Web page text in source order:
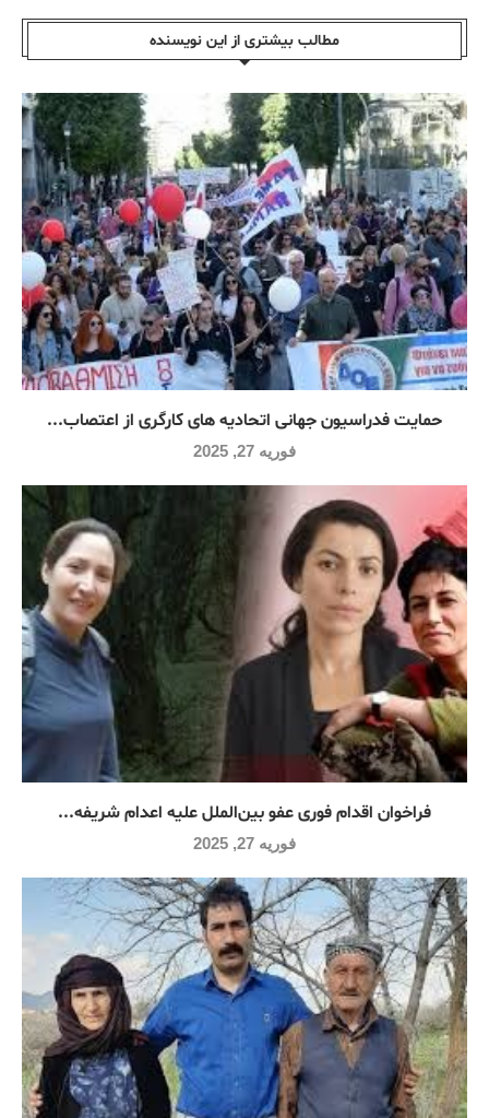
مطالب بیشتری از این نویسندە
حمایت فدراسیون جهانی اتحادیه های کارگری از اعتصاب...
فوریه 27, 2025
فراخوان اقدام فوری عفو بین‌الملل علیه اعدام شریفه...
فوریه 27, 2025